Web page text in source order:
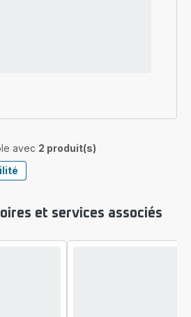
avec 2 produit(s)
et services associés